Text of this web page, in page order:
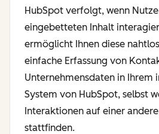
HubSpot verfolgt, wenn
eingebetteten Inhalt
ermöglicht Ihnen diese
einfache Erfassung von
Unternehmensdaten in Ihrem
System von HubSpot, selbst
Interaktionen auf einer
stattfinden.